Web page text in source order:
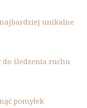
unikalne
do śledzenia ruchu
pomyłek